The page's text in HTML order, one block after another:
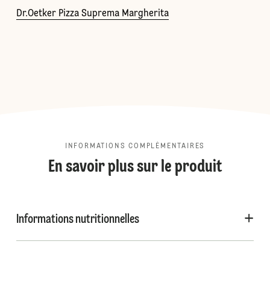
Dr.Oetker Pizza Suprema Margherita
INFORMATIONS COMPLÉMENTAIRES
En savoir plus sur le produit
Informations nutritionnelles